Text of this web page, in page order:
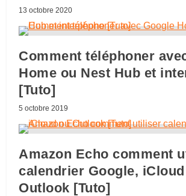
13 octobre 2020
Comment téléphoner
Home ou Nest Hub et
[Tuto]
5 octobre 2019
Amazon Echo comment
calendrier Google,
Outlook [Tuto]